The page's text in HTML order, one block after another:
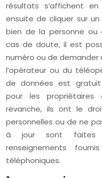
résultats s’affichent
ensuite de cliquer sur un
bien de la personne ou
cas de doute, il est
numéro ou de demander
l’opérateur ou du
de données est
pour les propriétaires
revanche, ils ont le
personnelles ou de ne
à jour sont faites
renseignements
téléphoniques.